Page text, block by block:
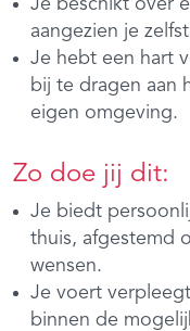
Je beschikt over
aangezien je
Je hebt een hart
bij te dragen aan
eigen omgeving.
Zo doe jij dit:
Je biedt
thuis, afgestemd
wensen.
Je voert
binnen de